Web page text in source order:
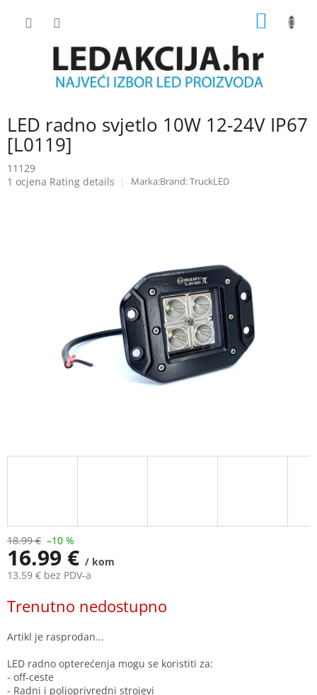
LED radno svjetlo 10W 12-24V IP67
[L0119]
11129
The
1 ocjena Rating details Brand:TruckLED
18.99 € –10 %
16.99 € / kom
13.59 € bez PDV-a
price:
Trenutno nedostupno
LED radno opterećenja mogu se koristiti za:
- off-ceste
- Radni i poljoprivredni strojevi